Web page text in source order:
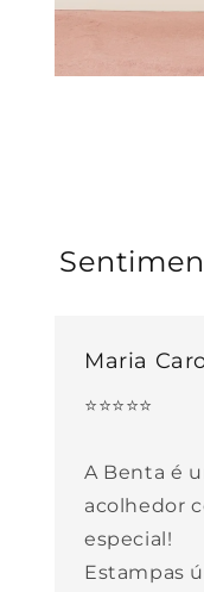
Maria
⭐⭐⭐⭐⭐
A Benta é
acolhedor
especial!
Estampas